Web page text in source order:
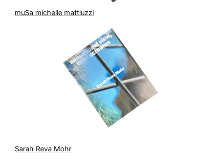
muSa michelle mattiuzzi
Sarah Reva Mohr